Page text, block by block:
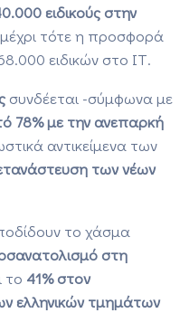
ειδικούς στην
τότε η προσφορά
ειδικών στο ΙΤ.
συνδέεται -σύμφωνα με
78% με την ανεπαρκή
αντικείμενα των
των νέων
το χάσμα
στη
το 41% στον
ελληνικών τμημάτων